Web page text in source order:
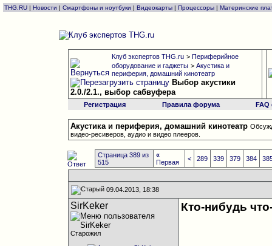
THG.RU | Новости | Смартфоны и ноутбуки | Видеокарты | Процессоры | Материнские
Клуб экспертов THG.ru > Периферийное
оборудование и гаджеты > Акустика и
периферия, домашний кинотеатр
Выбор акустики
2.0./2.1., выбор сабвуфера
Регистрация Правила форума
Акустика и периферия, домашний кинотеатр
видео-ресиверов, аудио и видео плееров.
Страница 389 из
515
«
Первая
< 289 339 379 384
09.04.2013, 18:38
SirKeker
Старожил
Кто-нибудь